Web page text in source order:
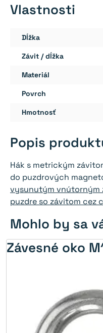
Vlastnosti
Dĺžka
Závit / dĺžka
Materiál
Povrch
Hmotnosť
Popis
Hák s metrickým
do puzdrových
vysunutým vnútorným
puzdre so závitom cez
Mohlo by sa
Závesné oko